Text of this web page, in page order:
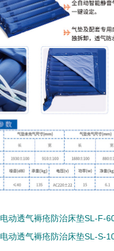
电动透气褥疮防治床垫SL-F-
电动透气褥疮防治床垫SL-S-